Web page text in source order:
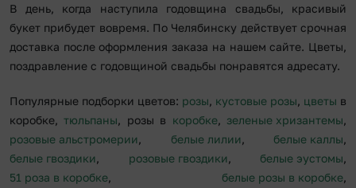
В день, когда наступила годовщина свадьбы, красивый
букет прибудет вовремя. По Челябинску действует срочная
доставка после оформления заказа на нашем сайте. Цветы,
поздравление с годовщиной свадьбы понравятся адресату.
Популярные подборки цветов: розы, кустовые розы, цветы в
коробке,тюльпаны, розы в коробке, зеленые хризантемы,
розовые альстромерии, белые лилии, белые каллы,
белые гвоздики, розовые гвоздики, белые эустомы,
51 роза в коробке, белые розы в коробке,